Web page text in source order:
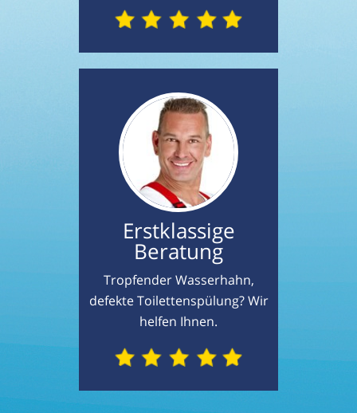
Erstklassige
Beratung
Tropfender Wasserhahn,
defekte Toilettenspülung? Wir
helfen Ihnen.